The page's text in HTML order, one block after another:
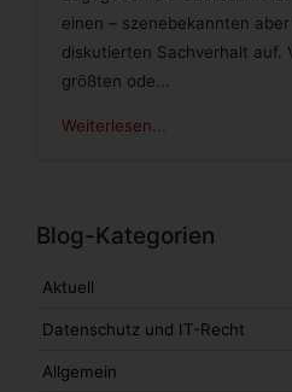
einen – szenebekannten
diskutierten Sachverhalt auf.
größten ode...
Weiterlesen...
Blog-Kategorien
Aktuell
Datenschutz und IT-Recht
Allgemein